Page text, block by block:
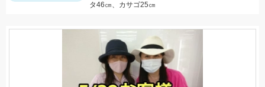
タ46㎝、カサゴ25㎝